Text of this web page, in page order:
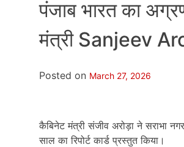
पंजाब भारत का
मंत्री Sanjeev
Posted on March 27, 2026
कैबिनेट मंत्री संजीव अरोड़ा ने सराभा
साल का रिपोर्ट कार्ड प्रस्तुत किया।